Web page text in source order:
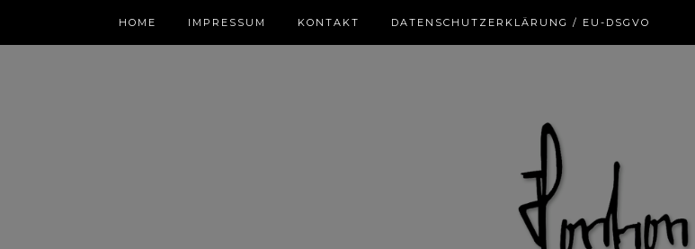
HOME IMPRESSUM KONTAKT DATENSCHUTZERKLÄRUNG / EU-DSGVO